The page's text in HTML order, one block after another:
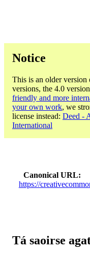
Notice
This is an older version
versions, the 4.0
friendly and more
your own work, we
license instead: Deed -
International
Canonical URL
https://
Tá saoirse